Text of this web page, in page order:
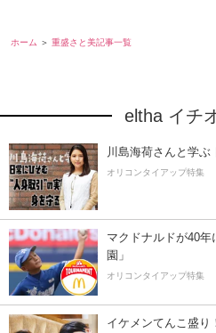
ホーム 重盛さと美記事一覧
eltha イチ
川島海荷さんと学ぶ
オリコンタイアップ特集
マクドナルドが40
園」
オリコンタイアップ特集
イケメンてんこ盛り